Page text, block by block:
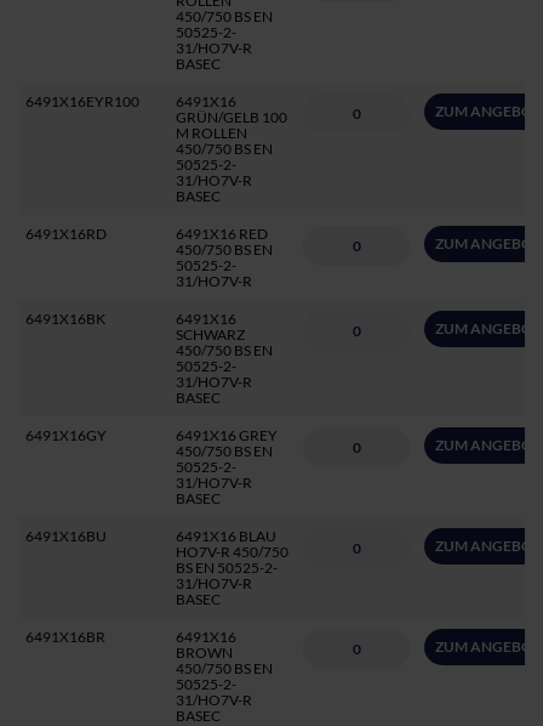
450/750 BS EN
50525-2-
31/HO7V-R
BASEC
6491X16EYR100
6491X16
GRÜN/GELB 100
M ROLLEN
450/750 BS EN
50525-2-
31/HO7V-R
BASEC
ZUM
6491X16RD
6491X16 RED
450/750 BS EN
50525-2-
31/HO7V-R
ZUM
6491X16BK
6491X16
SCHWARZ
450/750 BS EN
50525-2-
31/HO7V-R
BASEC
ZUM
6491X16GY
6491X16 GREY
450/750 BS EN
50525-2-
31/HO7V-R
BASEC
ZUM
6491X16BU
6491X16 BLAU
HO7V-R 450/750
BS EN 50525-2-
31/HO7V-R
BASEC
ZUM
6491X16BR
6491X16
BROWN
450/750 BS EN
50525-2-
31/HO7V-R
BASEC
ZUM